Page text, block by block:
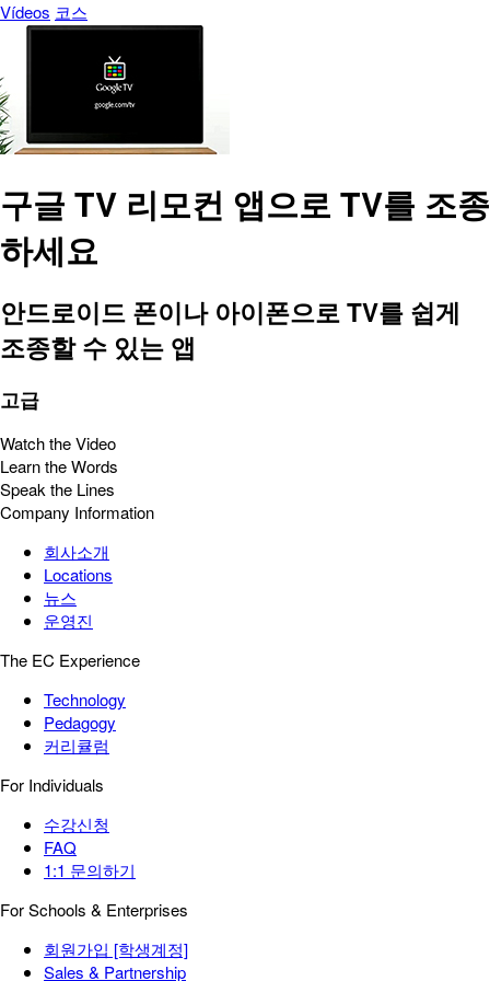
Vídeos 코스
구글 TV 리모컨 앱으로 TV를 조종
하세요
안드로이드 폰이나 아이폰으로 TV를 쉽게
조종할 수 있는 앱
고급
Watch the Video
Learn the Words
Speak the Lines
Company Information
회사소개
Locations
뉴스
운영진
The EC Experience
Technology
Pedagogy
커리큘럼
For Individuals
수강신청
FAQ
1:1 문의하기
For Schools & Enterprises
회원가입 [학생계정]
Sales & Partnership